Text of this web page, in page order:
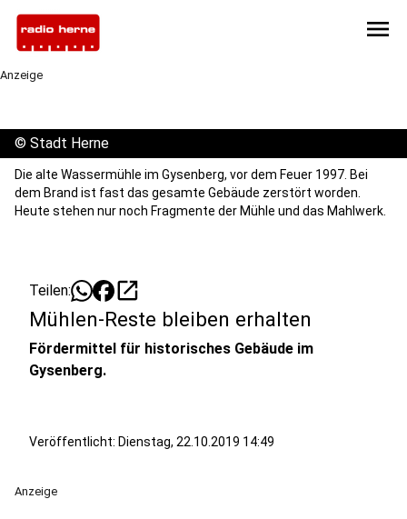
menu
Anzeige
© Stadt Herne
Die alte Wassermühle im Gysenberg, vor dem Feuer 1997. Bei
dem Brand ist fast das gesamte Gebäude zerstört worden.
Heute stehen nur noch Fragmente der Mühle und das Mahlwerk.
Teilen: open_in_new
Mühlen-Reste bleiben erhalten
Fördermittel für historisches Gebäude im
Gysenberg.
Veröffentlicht: Dienstag, 22.10.2019 14:49
Anzeige